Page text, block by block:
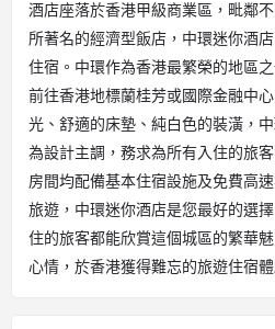
酒店座落於香港甲級商業區，毗鄰
所著名的經濟型飯店，中環迷你酒
住宿。中環作為香港最繁榮的地區
前往香港地標蘭桂芳或國際金融中
光、舒適的床墊、純白色的裝潢，
為設計主調，務求為所有入住的旅
房間均配備基本住宿設施及免費高
旅遊，中環迷你酒店是您最好的選
住的旅客都能欣賞這個城區的繁華
心情，於香港獲得難忘的旅遊住宿體